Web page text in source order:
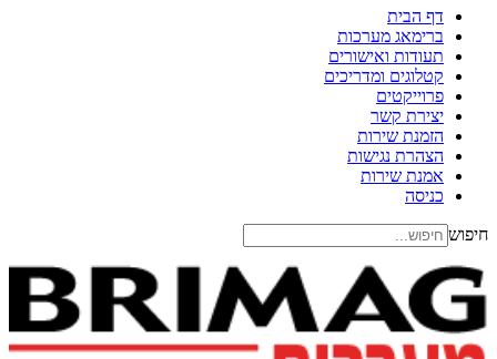
דף הבית
ברימאג מערכות
תעודות ואישורים
קטלוגים ומדריכים
פרוייקטים
יצירת קשר
הזמנת שירות
הצהרת נגישות
אמנת שירות
כניסה
חיפוש